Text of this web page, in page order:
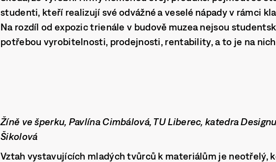
studenti, kteří realizují své odvážné a veselé nápady v rámci
Na rozdíl od expozic trienále v budově muzea nejsou
potřebou vyrobitelnosti, prodejnosti, rentability, a to je na
Žíně ve šperku, Pavlína Cimbálová, TU Liberec, katedra
Šikolová
Vztah vystavujících mladých tvůrců k materiálům je neotřelý,